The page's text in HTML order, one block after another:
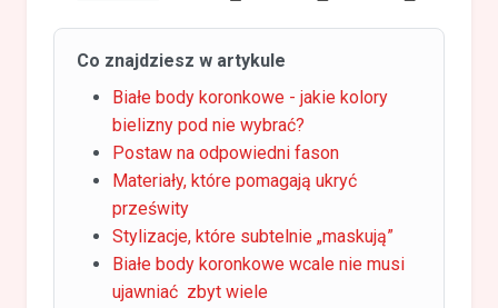
Co znajdziesz w artykule
Białe body koronkowe - jakie kolory
bielizny pod nie wybrać?
Postaw na odpowiedni fason
Materiały, które pomagają ukryć
prześwity
Stylizacje, które subtelnie „maskują”
Białe body koronkowe wcale nie musi
ujawniać zbyt wiele